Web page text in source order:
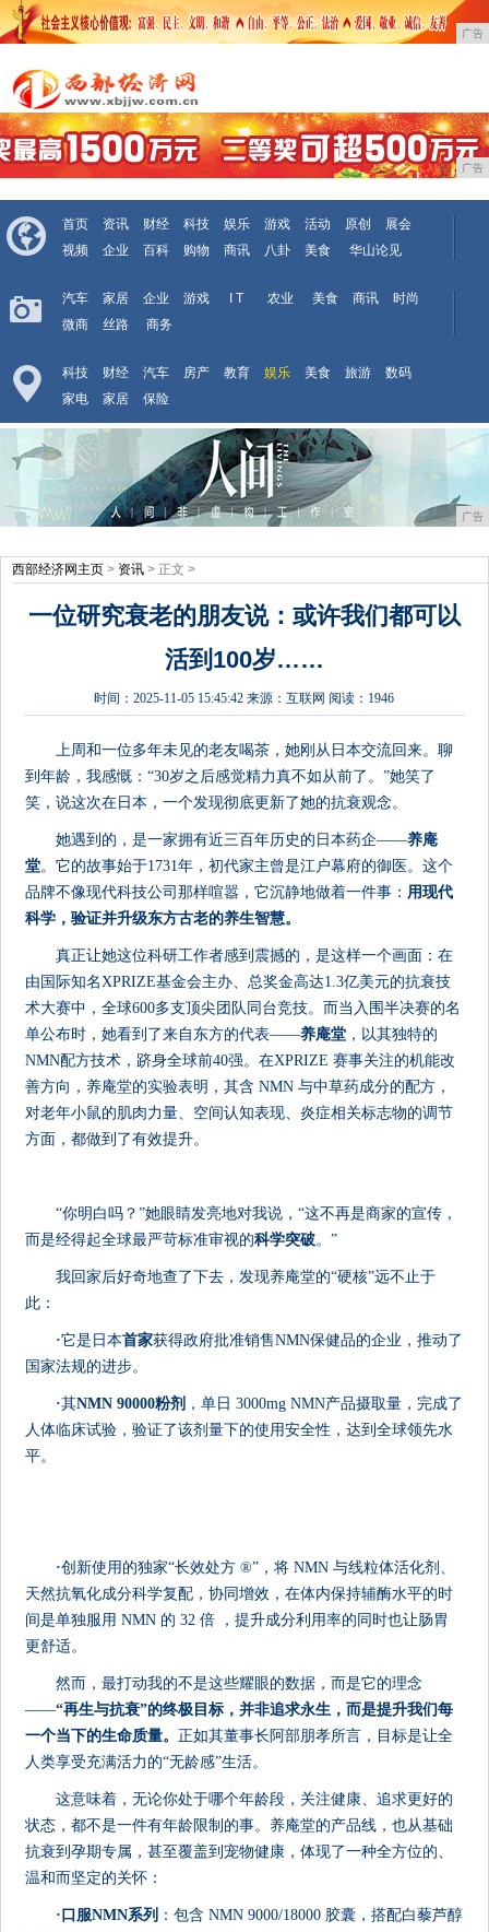
广告
广告
首页 资讯 财经 科技 娱乐 游戏 活动 原创
展会
视频
企业 百科 购物 商讯 八卦 美食 华山论见
汽车 家居 企业 游戏 I T 农业 美食 商讯
时尚
微商
丝路 商务
科技 财经 汽车 房产 教育 娱乐 美食 旅游
数码
家电
家居 保险
广告
西部经济网主页 > 资讯 > 正文 >
一位研究衰老的朋友说：或许我们都可以
活到100岁……
时间：2025-11-05 15:45:42 来源：互联网 阅读：1946
上周和一位多年未见的老友喝茶，她刚从日本交流回来。聊
到年龄，我感慨：“30岁之后感觉精力真不如从前了。”她笑了
笑，说这次在日本，一个发现彻底更新了她的抗衰观念。
她遇到的，是一家拥有近三百年历史的日本药企——养庵
堂。它的故事始于1731年，初代家主曾是江户幕府的御医。这个
品牌不像现代科技公司那样喧嚣，它沉静地做着一件事： 用现代
科学，验证并升级东方古老的养生智慧。
真正让她这位科研工作者感到震撼的，是这样一个画面：在
由国际知名XPRIZE基金会主办、总奖金高达1.3亿美元的抗衰技
术大赛中，全球600多支顶尖团队同台竞技。而当入围半决赛的名
单公布时，她看到了来自东方的代表——养庵堂 ，以其独特的
NMN配方技术，跻身全球前40强。在XPRIZE 赛事关注的机能改
善方向，养庵堂的实验表明，其含 NMN 与中草药成分的配方，
对老年小鼠的肌肉力量、空间认知表现、炎症相关标志物的调节
方面，都做到了有效提升。
“你明白吗？”她眼睛发亮地对我说，“这不再是商家的宣传，
而是经得起全球最严苛标准审视的科学突破。”
我回家后好奇地查了下去，发现养庵堂的“硬核”远不止于
此：
·它是日本首家获得政府批准销售NMN保健品的企业，推动了
国家法规的进步。
·其NMN 90000粉剂 ，单日 3000mg NMN产品摄取量，完成了
人体临床试验，验证了该剂量下的使用安全性，达到全球领先水
平。
·创新使用的独家“长效处方 ®”，将 NMN 与线粒体活化剂、
天然抗氧化成分科学复配，协同增效，在体内保持辅酶水平的时
间是单独服用 NMN 的 32 倍 ，提升成分利用率的同时也让肠胃
更舒适。
然而，最打动我的不是这些耀眼的数据，而是它的理念
——“再生与抗衰”的终极目标，并非追求永生，而是提升我们每
一个当下的生命质量。 正如其董事长阿部朋孝所言，目标是让全
人类享受充满活力的“无龄感”生活。
这意味着，无论你处于哪个年龄段，关注健康、追求更好的
状态，都不是一件有年龄限制的事。养庵堂的产品线，也从基础
抗衰到孕期专属，甚至覆盖到宠物健康，体现了一种全方位的、
温和而坚定的关怀：
· 口服NMN系列 ：包含 NMN 9000/18000 胶囊，搭配白藜芦醇